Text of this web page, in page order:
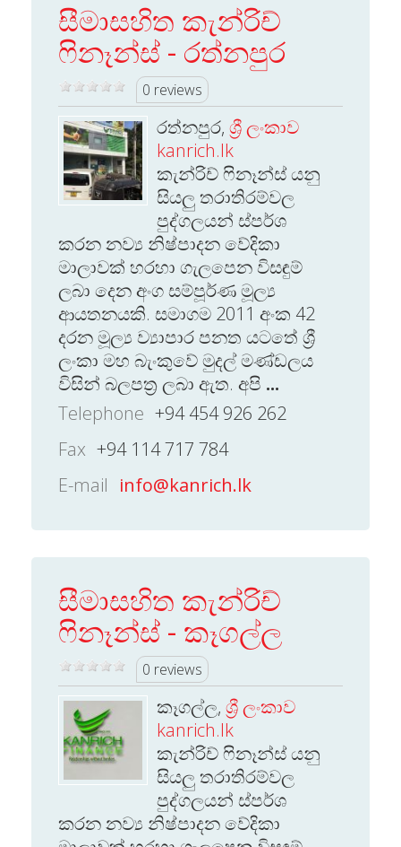
සීමාසහිත කැන්රිච්
ෆිනෑන්ස් - රත්නපුර
0 reviews
රත්නපුර, ශ්‍රී ලංකාව
kanrich.lk
කැන්රිච් ෆිනෑන්ස් යනු
සියලු තරාතිරම්වල
පුද්ගලයන් ස්පර්ශ
කරන නව්‍ය නිෂ්පාදන වේදිකා
මාලාවක් හරහා ගැලපෙන විසඳුම්
ලබා දෙන අංග සම්පූර්ණ මූල්‍ය
ආයතනයකි. සමාගම 2011 අංක 42
දරන මූල්‍ය ව්‍යාපාර පනත යටතේ ශ්‍රී
ලංකා මහ බැංකුවේ මුදල් මණ්ඩලය
විසින් බලපත්‍ර ලබා ඇත. අපි ...
Telephone +94 454 926 262
Fax +94 114 717 784
E-mail info@kanrich.lk
සීමාසහිත කැන්රිච්
ෆිනෑන්ස් - කෑගල්ල
0 reviews
කෑගල්ල, ශ්‍රී ලංකාව
kanrich.lk
කැන්රිච් ෆිනෑන්ස් යනු
සියලු තරාතිරම්වල
පුද්ගලයන් ස්පර්ශ
කරන නව්‍ය නිෂ්පාදන වේදිකා